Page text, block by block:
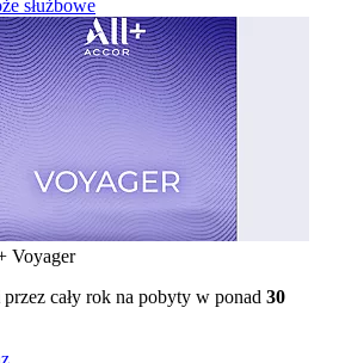
służbowe
Voyager
przez cały rok na pobyty w ponad 30